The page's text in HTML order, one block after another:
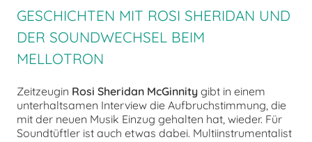
GESCHICHTEN MIT ROSI SHERIDAN UND
DER SOUNDWECHSEL BEIM
MELLOTRON
Zeitzeugin Rosi Sheridan McGinnity gibt in einem
unterhaltsamen Interview die Aufbruchstimmung, die
mit der neuen Musik Einzug gehalten hat, wieder. Für
Soundtüftler ist auch etwas dabei. Multiinstrumentalist